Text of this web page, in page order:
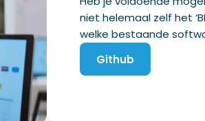
niet helemaal zelf het
welke bestaande
Github
(Opent in een